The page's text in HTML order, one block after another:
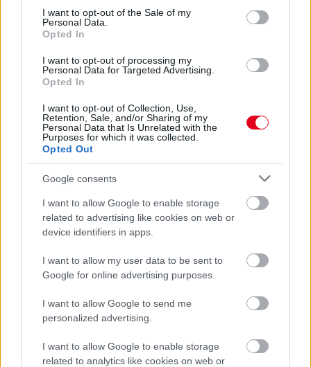
consent section.
I want to opt-out of the Sale of my
Personal Data.
Opted In
I want to opt-out of processing my
Personal Data for Targeted Advertising.
Opted In
I want to opt-out of Collection, Use,
Retention, Sale, and/or Sharing of my
Personal Data that Is Unrelated with the
Purposes for which it was collected.
Opted Out
Google consents
I want to allow Google to enable storage
related to advertising like cookies on web or
device identifiers in apps.
I want to allow my user data to be sent to
Google for online advertising purposes.
I want to allow Google to send me
personalized advertising.
I want to allow Google to enable storage
related to analytics like cookies on web or
„Lando és Oscar kapcsolata csak még erősebbé vált a
tavalyi év után” – Stella